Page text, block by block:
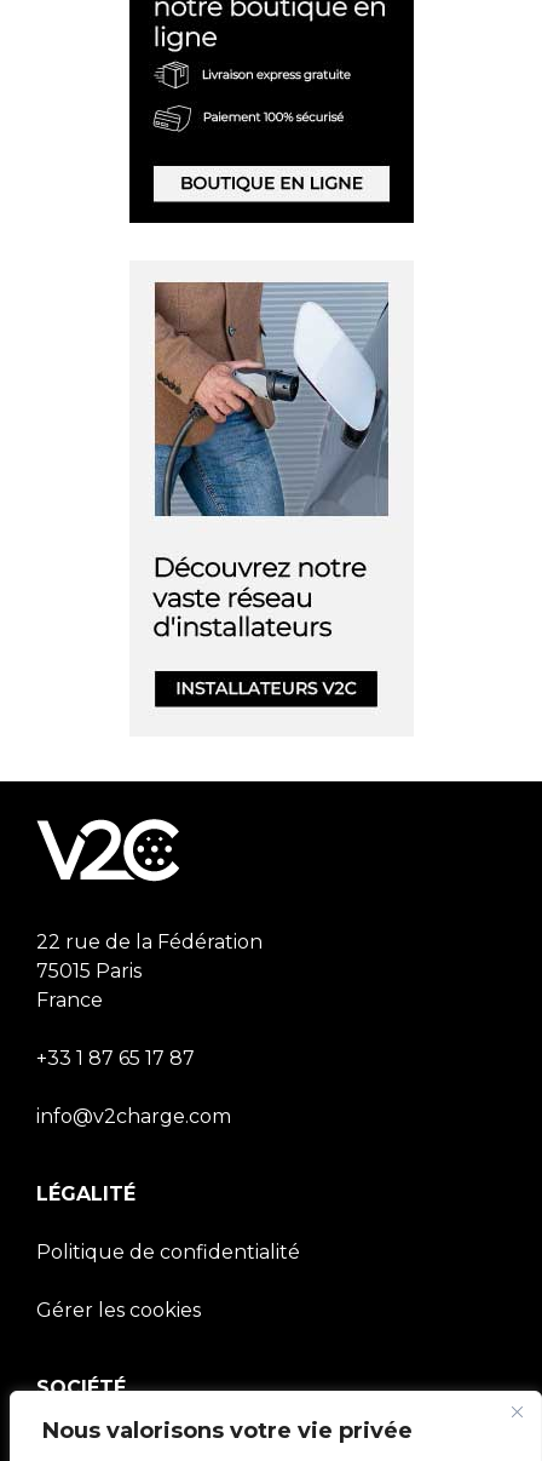
Nous valorisons votre vie privée
22 rue de la Fédération
75015 Paris
France
+33 1 87 65 17 87
info@v2charge.com
LÉGALITÉ
Politique de confidentialité
Gérer les cookies
SOCIÉTÉ
Communauté V2C